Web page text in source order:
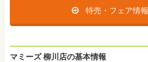
特売・フェア情報
マミーズ 柳川店の基本情報